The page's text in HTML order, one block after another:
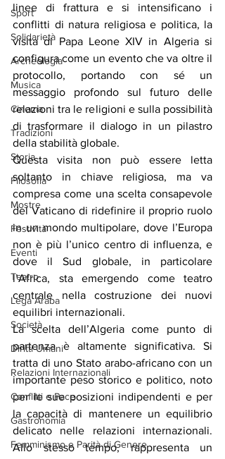
Sport
Solidarietà
Archeologia
Musica
Cinema
Tradizioni
Storia
Filosofia
Mostre
Festività
Eventi
Teatro
Lega Araba
Società
Diritti Umani
Relazioni Internazionali
Conflitti e Pace
Gastronomia
Femminismo e Parità di Genere
linee di frattura e si intensificano i
conflitti di natura religiosa e politica, la
visita di Papa Leone XIV in Algeria si
configura come un evento che va oltre il
protocollo, portando con sé un
messaggio profondo sul futuro delle
relazioni tra le religioni e sulla possibilità
di trasformare il dialogo in un pilastro
della stabilità globale.
Questa visita non può essere letta
soltanto in chiave religiosa, ma va
compresa come una scelta consapevole
del Vaticano di ridefinire il proprio ruolo
in un mondo multipolare, dove l’Europa
non è più l’unico centro di influenza, e
dove il Sud globale, in particolare
l’Africa, sta emergendo come teatro
centrale nella costruzione dei nuovi
equilibri internazionali.
La scelta dell’Algeria come punto di
partenza è altamente significativa. Si
tratta di uno Stato arabo-africano con un
importante peso storico e politico, noto
per le sue posizioni indipendenti e per
la capacità di mantenere un equilibrio
delicato nelle relazioni internazionali.
Allo stesso tempo, rappresenta un